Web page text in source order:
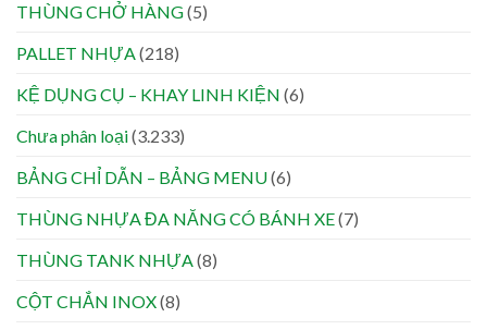
THÙNG CHỞ HÀNG(5)
PALLET NHỰA(218)
KỆ DỤNG CỤ – KHAY LINH KIỆN (6)
Chưa phân loại(3.233)
BẢNG CHỈ DẪN – BẢNG MENU(6)
THÙNG NHỰA ĐA NĂNG CÓ BÁNH XE(7)
THÙNG TANK NHỰA(8)
CỘT CHẮN INOX(8)